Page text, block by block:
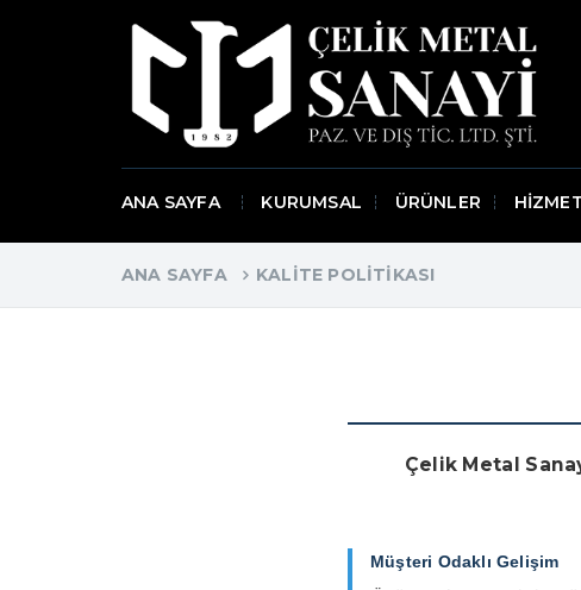
ANA SAYFA KURUMSAL ÜRÜNLER
ANA SAYFA KALITE POLITIKASI
Çelik Metal
Müşteri Odaklı Gelişim